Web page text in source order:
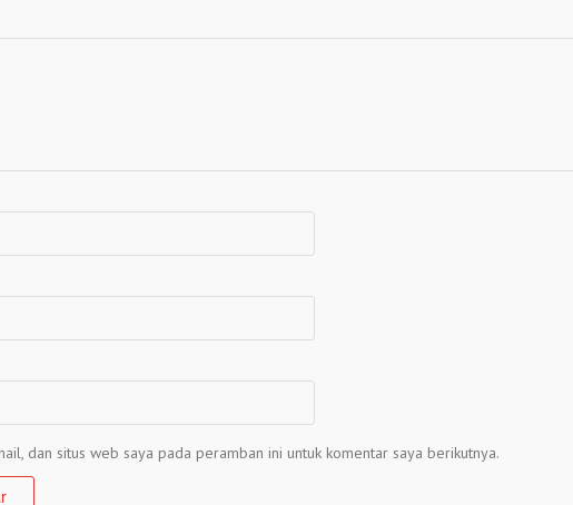
dan situs web saya pada peramban ini untuk komentar saya berikutnya.